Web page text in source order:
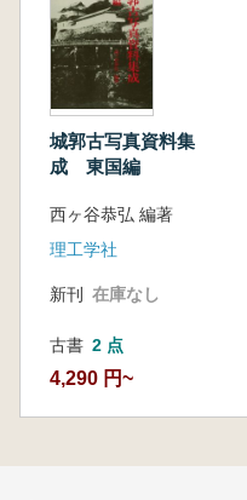
城郭古写真資料集
成 東国編
西ヶ谷恭弘 編著
理工学社
新刊 在庫なし
古書 2 点
4,290 円~